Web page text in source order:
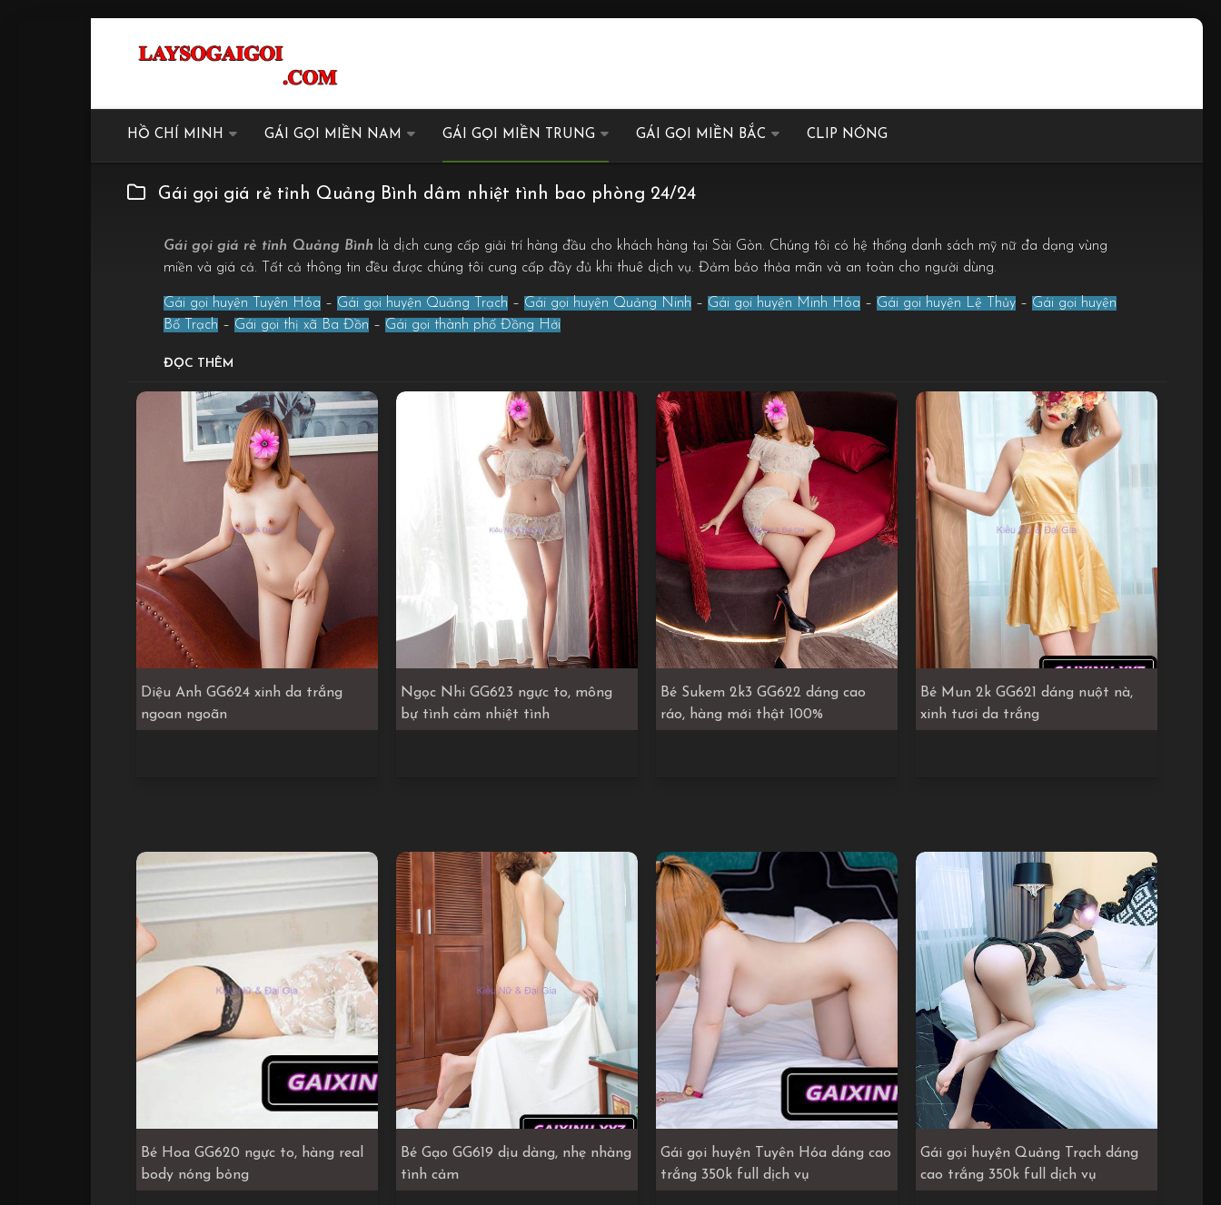
HỒ CHÍ MINH GÁI GỌI MIỀN NAM GÁI GỌI MIỀN TRUNG GÁI GỌI MIỀN BẮC CLIP NÓNG
Gái gọi giá rẻ tỉnh Quảng Bình dâm nhiệt tình bao phòng 24/24
Gái gọi giá rẻ tỉnh Quảng Bình là dịch cung cấp giải trí hàng đầu cho khách hàng tại Sài Gòn. Chúng tôi có hệ thống danh sách mỹ nữ đa dạng vùng
miền và giá cả. Tất cả thông tin đều được chúng tôi cung cấp đầy đủ khi thuê dịch vụ. Đảm bảo thỏa mãn và an toàn cho người dùng.
Gái gọi huyện Tuyên Hóa – Gái gọi huyện Quảng Trạch – Gái gọi huyện Quảng Ninh – Gái gọi huyện Minh Hóa – Gái gọi huyện Lệ Thủy – Gái gọi huyện
Bố Trạch – Gái gọi thị xã Ba Đồn – Gái gọi thành phố Đồng Hới
ĐỌC THÊM
Diệu Anh GG624 xinh da trắng
ngoan ngoãn
Ngọc Nhi GG623 ngực to, mông
bự tình cảm nhiệt tình
Bé Sukem 2k3 GG622 dáng cao
ráo, hàng mới thật 100%
Bé Mun 2k GG621 dáng nuột nà,
xinh tươi da trắng
Bé Hoa GG620 ngực to, hàng real
body nóng bỏng
Bé Gạo GG619 dịu dàng, nhẹ nhàng
tình cảm
Gái gọi huyện Tuyên Hóa dáng cao
trắng 350k full dịch vụ
Gái gọi huyện Quảng Trạch dáng
cao trắng 350k full dịch vụ